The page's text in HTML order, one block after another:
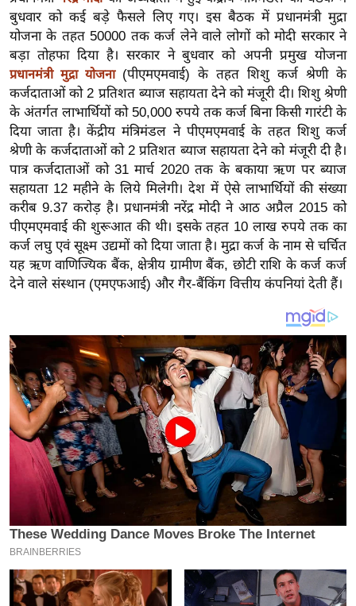
त
वि
शे
ष
ज्ञ
रा
य
ब
ज
ट
खे
ल
क्रि
I
L
2
0
2
6
क्रा
इ
म
ई
-
पे
बुधवार को कई बड़े फैसले लिए गए। इस बैठक में प्रधानमंत्री मुद्रा
योजना के तहत 50000 तक कर्ज लेने वाले लोगों को मोदी सरकार ने
बड़ा तोहफा दिया है। सरकार ने बुधवार को अपनी प्रमुख योजना
प्रधानमंत्री मुद्रा योजना (पीएमएमवाई) के तहत शिशु कर्ज श्रेणी के
कर्जदाताओं को 2 प्रतिशत ब्याज सहायता देने को मंजूरी दी। शिशु श्रेणी
के अंतर्गत लाभार्थियों को 50,000 रुपये तक कर्ज बिना किसी गारंटी के
दिया जाता है। केंद्रीय मंत्रिमंडल ने पीएमएमवाई के तहत शिशु कर्ज
श्रेणी के कर्जदाताओं को 2 प्रतिशत ब्याज सहायता देने को मंजूरी दी है।
पात्र कर्जदाताओं को 31 मार्च 2020 तक के बकाया ऋण पर ब्याज
सहायता 12 महीने के लिये मिलेगी। देश में ऐसे लाभार्थियों की संख्या
करीब 9.37 करोड़ है। प्रधानमंत्री नरेंद्र मोदी ने आठ अप्रैल 2015 को
पीएमएमवाई की शुरूआत की थी। इसके तहत 10 लाख रुपये तक का
कर्ज लघु एवं सूक्ष्म उद्यमों को दिया जाता है। मुद्रा कर्ज के नाम से चर्चित
यह ऋण वाणिज्यिक बैंक, क्षेत्रीय ग्रामीण बैंक, छोटी राशि के कर्ज कर्ज
देने वाले संस्थान (एमएफआई) और गैर-बैंकिंग वित्तीय कंपनियां देती हैं।